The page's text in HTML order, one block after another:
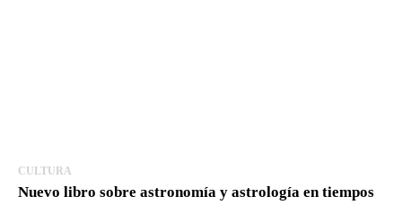
CULTURA
Nuevo libro sobre astronomía y astrología en tiempos